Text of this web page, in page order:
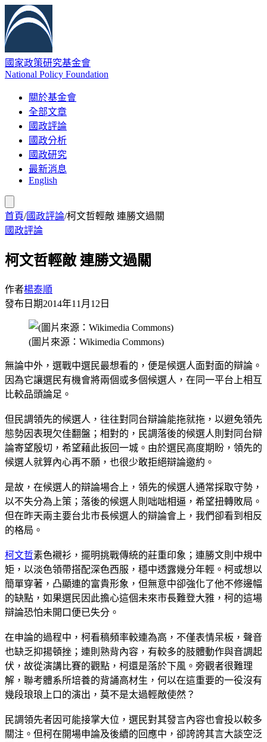
國家政策研究基金會
National Policy Foundation
關於基金會
全部文章
國政評論
國政分析
國政研究
最新消息
English
首頁/國政評論/柯文哲輕敵 連勝文過關
國政評論
柯文哲輕敵 連勝文過關
作者楊泰順
發布日期2014年11月12日
(圖片來源：Wikimedia Commons)
無論中外，選戰中選民最想看的，便是候選人面對面的辯論。
因為它讓選民有機會將兩個或多個候選人，在同一平台上相互
比較品頭論足。
但民調領先的候選人，往往對同台辯論能拖就拖，以避免領先
態勢因表現欠佳翻盤；相對的，民調落後的候選人則對同台辯
論寄望殷切，希望藉此扳回一城。由於選民高度期盼，領先的
候選人就算內心再不願，也很少敢拒絕辯論邀約。
是故，在候選人的辯論場合上，領先的候選人通常採取守勢，
以不失分為上策；落後的候選人則咄咄相逼，希望扭轉敗局。
但在昨天兩主要台北市長候選人的辯論會上，我們卻看到相反
的格局。
柯文哲素色襯衫，擺明挑戰傳統的莊重印象；連勝文則中規中
矩，以淡色領帶搭配深色西服，穩中透露幾分年輕。柯或想以
簡單穿著，凸顯連的富貴形象，但無意中卻強化了他不修邊幅
的缺點，如果選民因此擔心這個未來市長難登大雅，柯的這場
辯論恐怕未開口便已失分。
在申論的過程中，柯看稿頻率較連為高，不僅表情呆板，聲音
也缺乏抑揚頓挫；連則熟背內容，有較多的肢體動作與音調起
伏，故從演講比賽的觀點，柯還是落於下風。旁觀者很難理
解，聯考體系所培養的背誦高材生，何以在這重要的一役沒有
幾段琅琅上口的演出，莫不是太過輕敵使然？
民調領先者因可能接掌大位，選民對其發言內容也會投以較多
關注。但柯在開場申論及後續的回應中，卻誇誇其言大談空泛